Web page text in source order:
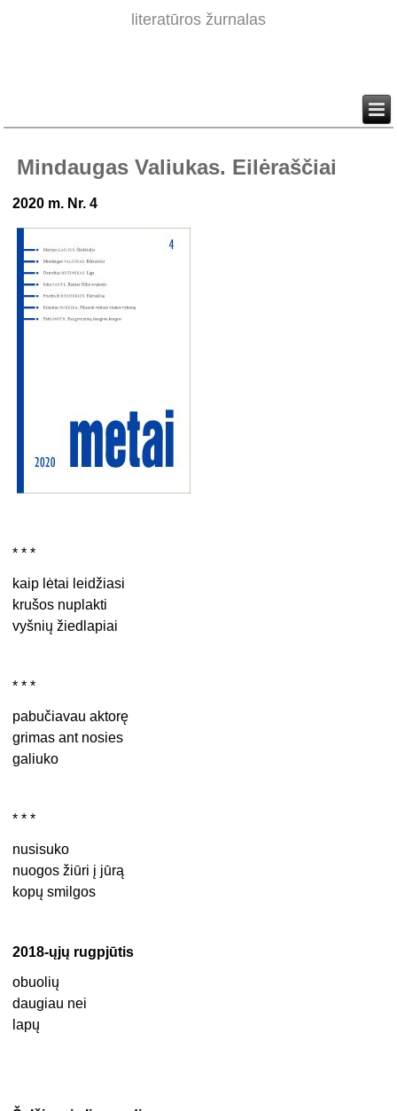
literatūros žurnalas
Mindaugas Valiukas. Eilėraščiai
2020 m. Nr. 4
* * *
kaip lėtai leidžiasi
krušos nuplakti
vyšnių žiedlapiai
* * *
pabučiavau aktorę
grimas ant nosies
galiuko
* * *
nusisuko
nuogos žiūri į jūrą
kopų smilgos
2018-ųjų rugpjūtis
obuolių
daugiau nei
lapų